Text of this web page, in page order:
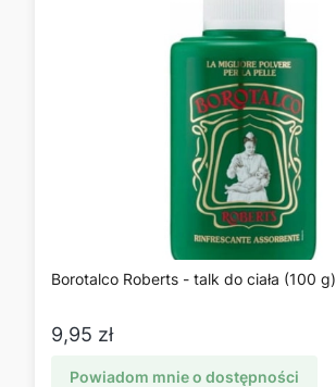
Borotalco Roberts - talk do ciała (100 g)
Cena
9,95 zł
Powiadom mnie o dostępności